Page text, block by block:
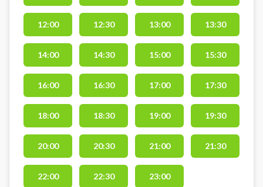
er med i padelbane lejen hos
Match Padel Rønne Padelcenter
på Bornholm. Bolde kan købes i
åbingstiden. Skal padelbanen
være udendørs byder Match
Padel Rønne også på 2 udendørs
padelbaner tæt ved de indendørs
padelbaner.
12:00 12:30 13:00 13:30
14:00 14:30 15:00 15:30
16:00 16:30 17:00 17:30
18:00 18:30 19:00 19:30
20:00 20:30 21:00 21:30
22:00 22:30 23:00